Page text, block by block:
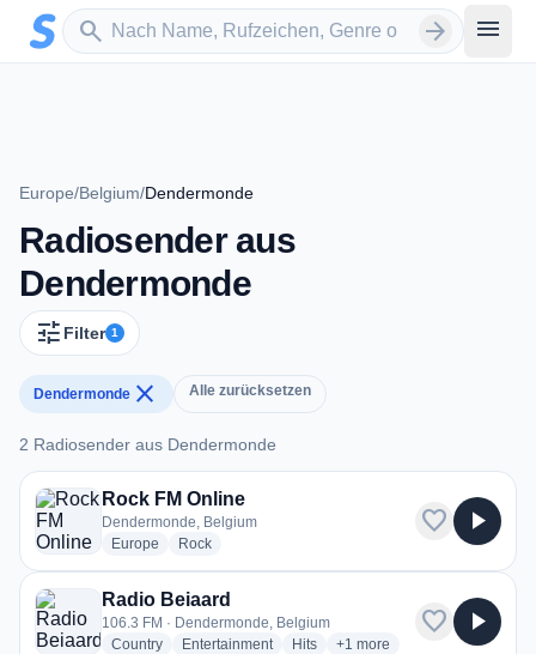
Zum Hauptinhalt springen
search
Sender suchen arrow_forward menu
Europe/Belgium/Dendermonde
Radiosender aus
Dendermonde
tune Filter 1
Dendermonde close Alle zurücksetzen
2 Radiosender aus Dendermonde
2 Radiosender aus Dendermonde
Rock FM Online
Dendermonde, Belgium
Europe radio stations
Rockradio stations
favorite play_arrow
Radio Beiaard
106.3 FM · Dendermonde, Belgium
Countryradio stations
Entertainmentradio stations
Hitsradio stations
+1 more genres for Radio
more
favorite play_arrow